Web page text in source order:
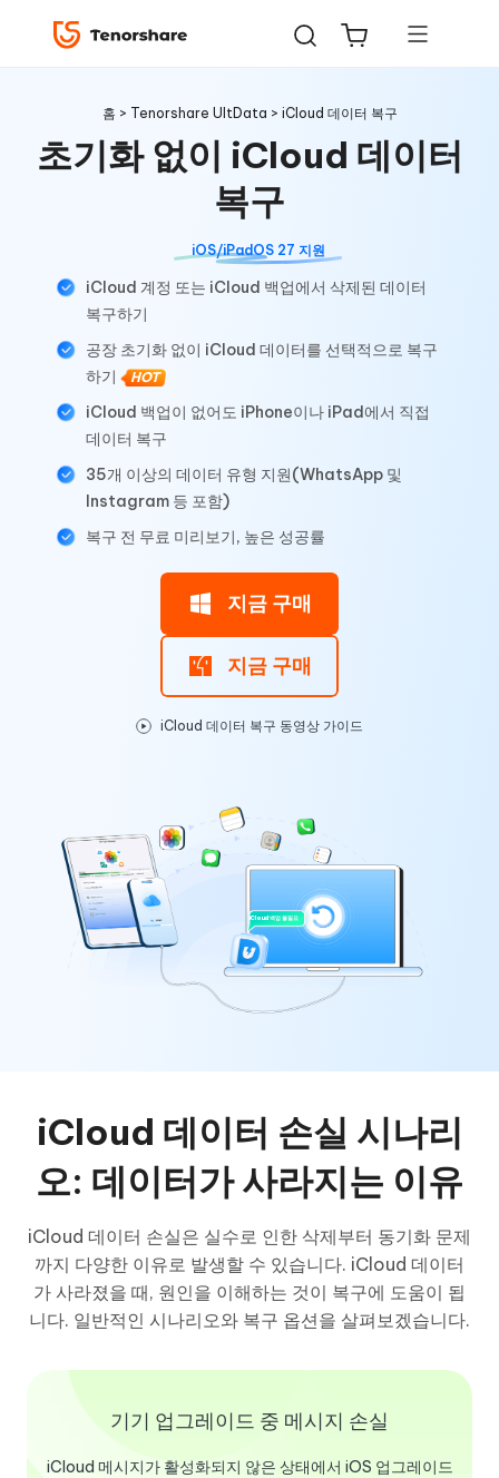
4uKey
for
iOS
iAnyGo
홈 > Tenorshare UltData > iCloud 데이터 복구
초기화 없이 iCloud 데이터
복구
iOS/iPadOS 27 지원
iCloud 계정 또는 iCloud 백업에서 삭제된 데이터
복구하기
공장 초기화 없이 iCloud 데이터를 선택적으로 복구
하기
HOT
iCloud 백업이 없어도 iPhone이나 iPad에서 직접
데이터 복구
35개 이상의 데이터 유형 지원(WhatsApp 및
Instagram 등 포함)
복구 전 무료 미리보기, 높은 성공률
지금 구매
지금 구매
iCloud 데이터 복구 동영상 가이드
iCloud 백업 불필요
iCloud 데이터 손실 시나리
오: 데이터가 사라지는 이유
iCloud 데이터 손실은 실수로 인한 삭제부터 동기화 문제
까지 다양한 이유로 발생할 수 있습니다. iCloud 데이터
가 사라졌을 때, 원인을 이해하는 것이 복구에 도움이 됩
니다. 일반적인 시나리오와 복구 옵션을 살펴보겠습니다.
기기 업그레이드 중 메시지 손실
iCloud 메시지가 활성화되지 않은 상태에서 iOS 업그레이드